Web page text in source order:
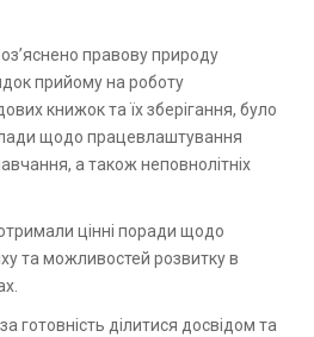
правову природу
прийому на роботу
книжок та їх зберігання, було
щодо працевлаштування
а також неповнолітніх
отримали цінні поради щодо
та можливостей розвитку в
готовність ділитися досвідом та